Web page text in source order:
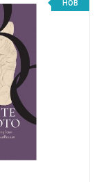
НОВ